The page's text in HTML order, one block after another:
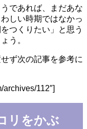
であれば、まだあな
しい時期ではなかっ
つくりたい」と思う
う。
ず次の記事を参考に
112″]
リをかぶ